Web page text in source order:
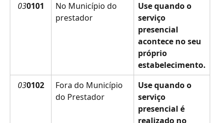
030101
No Município do
prestador
Use quando o
serviço
presencial
acontece no seu
próprio
estabelecimento.
030102
Fora do Município
do Prestador
Use quando o
serviço
presencial é
realizado no